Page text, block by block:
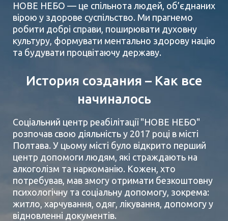
Галерея
Контакты
UKR
НОВЕ НЕБО — це спільнота людей, об’єднаних
вірою у здорове суспільство. Ми прагнемо
робити добрі справи, поширювати духовну
культуру, формувати ментально здорову націю
та будувати процвітаючу державу.
История создания – Как все
начиналось
Соціальний центр реабілітації "НОВЕ НЕБО"
розпочав свою діяльність у 2017 році в місті
Полтава. У цьому місті було відкрито перший
центр допомоги людям, які страждають на
алкоголізм та наркоманію. Кожен, хто
потребував, мав змогу отримати безкоштовну
психологічну та соціальну допомогу, зокрема:
житло, харчування, одяг, лікування, допомогу у
відновленні документів.